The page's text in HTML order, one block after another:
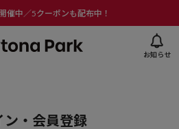
催中／5クーポンも配布中！
お知らせ
ン・会員登録